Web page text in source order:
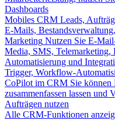
Dashboards
Mobiles CRM Leads,
E-Mails,
Marketing Nutzen Sie E-
Media, SMS, Telemarketing,
Automatisierung und
Trigger, Workflow-
CoPilot im CRM Sie können
zusammenfassen lassen und
Aufträgen nutzen
Alle CRM-Funktionen